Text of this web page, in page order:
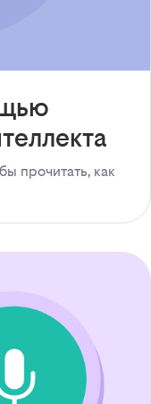
прочитать, как